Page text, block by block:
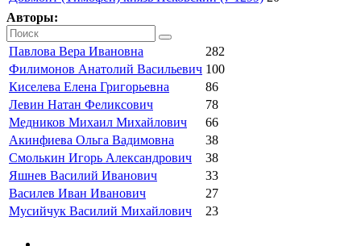
Авторы:
Павлова Вера Ивановна
282
Филимонов Анатолий Васильевич 100
Киселева Елена Григорьевна
86
Левин Натан Феликсович
78
Медников Михаил Михайлович
66
Акинфиева Ольга Вадимовна
38
Смолькин Игорь Александрович
38
Яшнев Василий Иванович
33
Василев Иван Иванович
27
Мусийчук Василий Михайлович
23